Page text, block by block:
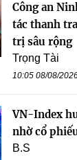
Công an
tác thanh
trị sâu rộng
Trọng Tài
10:05 08/08/
VN-Index
nhờ cổ
B.S